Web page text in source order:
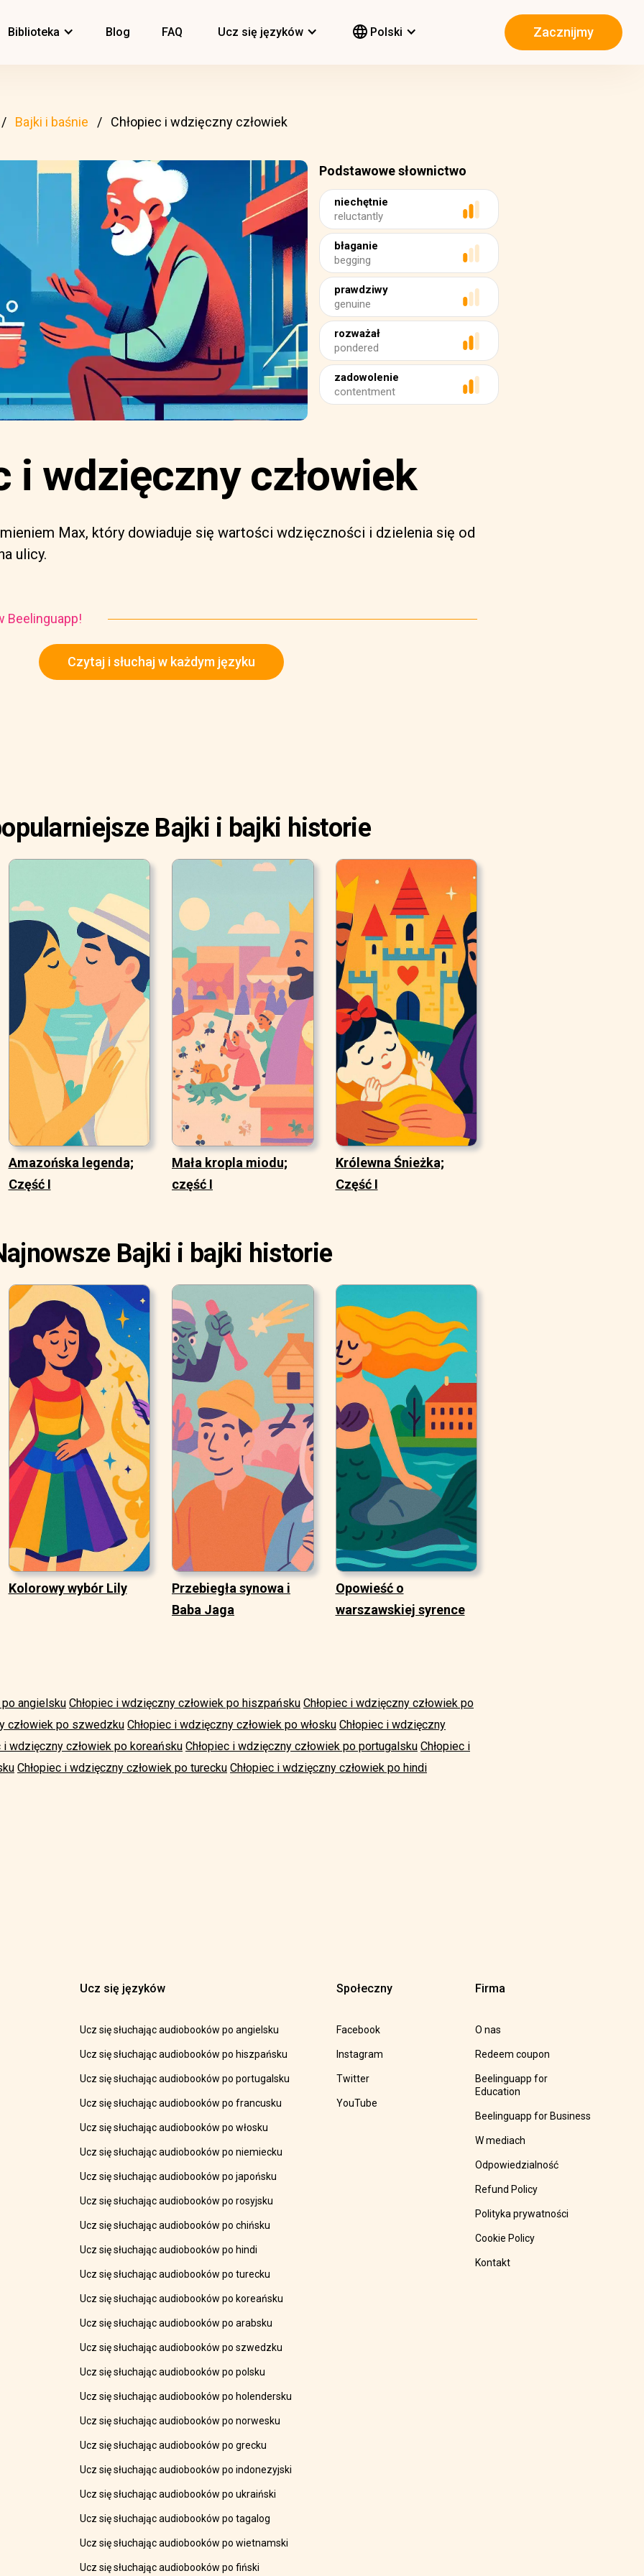
Biblioteka Blog FAQ Ucz się języków Polski Zacznijmy
Bajki i baśnie Chłopiec i wdzięczny człowiek
Podstawowe słownictwo
niechętnie
reluctantly
błaganie
begging
prawdziwy
genuine
rozważał
pondered
zadowolenie
contentment
i wdzięczny człowiek
Max, który dowiaduje się wartości wdzięczności i dzielenia się od
ulicy.
Beelinguapp!
Czytaj i słuchaj w każdym języku
Bajki i bajki historie
Amazońska legenda;
Część I
Mała kropla miodu;
część I
Królewna Śnieżka;
Część I
Bajki i bajki historie
Kolorowy wybór Lily
Przebiegła synowa i
Baba Jaga
Opowieść o
warszawskiej syrence
po angielsku Chłopiec i wdzięczny człowiek po hiszpańsku Chłopiec i wdzięczny człowiek po
człowiek po szwedzku Chłopiec i wdzięczny człowiek po włosku Chłopiec i wdzięczny
i wdzięczny człowiek po koreańsku Chłopiec i wdzięczny człowiek po portugalsku Chłopiec i
Chłopiec i wdzięczny człowiek po turecku Chłopiec i wdzięczny człowiek po hindi
Ucz się języków
Ucz się słuchając audiobooków po angielsku
Ucz się słuchając audiobooków po hiszpańsku
Ucz się słuchając audiobooków po portugalsku
Ucz się słuchając audiobooków po francusku
Ucz się słuchając audiobooków po włosku
Ucz się słuchając audiobooków po niemiecku
Ucz się słuchając audiobooków po japońsku
Ucz się słuchając audiobooków po rosyjsku
Ucz się słuchając audiobooków po chińsku
Ucz się słuchając audiobooków po hindi
Ucz się słuchając audiobooków po turecku
Ucz się słuchając audiobooków po koreańsku
Ucz się słuchając audiobooków po arabsku
Ucz się słuchając audiobooków po szwedzku
Ucz się słuchając audiobooków po polsku
Ucz się słuchając audiobooków po holendersku
Ucz się słuchając audiobooków po norwesku
Ucz się słuchając audiobooków po grecku
Ucz się słuchając audiobooków po indonezyjski
Ucz się słuchając audiobooków po ukraiński
Ucz się słuchając audiobooków po tagalog
Ucz się słuchając audiobooków po wietnamski
Ucz się słuchając audiobooków po fiński
Społeczny
Facebook
Instagram
Twitter
YouTube
Firma
O nas
Redeem coupon
Beelinguapp for
Education
Beelinguapp for Business
W mediach
Odpowiedzialność
Refund Policy
Polityka prywatności
Cookie Policy
Kontakt